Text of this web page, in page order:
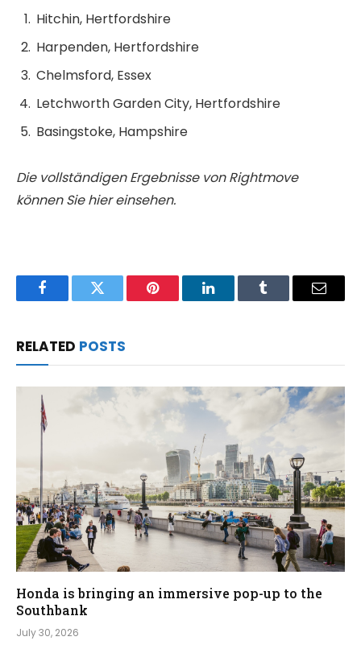
Hitchin, Hertfordshire
Harpenden, Hertfordshire
Chelmsford, Essex
Letchworth Garden City, Hertfordshire
Basingstoke, Hampshire
Die vollständigen Ergebnisse von Rightmove
können Sie hier einsehen.
FacebookTwitter Pinterest LinkedInTumblr Email
RELATED POSTS
Honda is bringing an immersive pop-up to the
Southbank
July 30, 2026